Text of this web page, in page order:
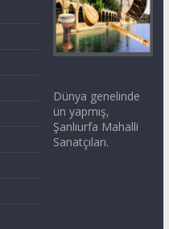
Dünya genelinde
ün yapmış,
Şanlıurfa Mahalli
Sanatçıları.